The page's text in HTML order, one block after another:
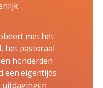
met het
het pastoraal
honderden
een eigentijds
uitdagingen